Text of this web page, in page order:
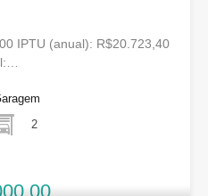
IPTU (anual): R$20.723,40
2